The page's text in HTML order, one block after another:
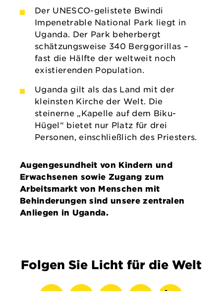
Der UNESCO-gelistete Bwindi
Impenetrable National Park liegt in
Uganda. Der Park beherbergt
schätzungsweise 340 Berggorillas –
fast die Hälfte der weltweit noch
existierenden Population.
Uganda gilt als das Land mit der
kleinsten Kirche der Welt. Die
steinerne „Kapelle auf dem Biku-
Hügel“ bietet nur Platz für drei
Personen, einschließlich des Priesters.
Augengesundheit von Kindern und
Erwachsenen sowie Zugang zum
Arbeitsmarkt von Menschen mit
Behinderungen sind unsere zentralen
Anliegen in Uganda.
Folgen Sie Licht für die Welt